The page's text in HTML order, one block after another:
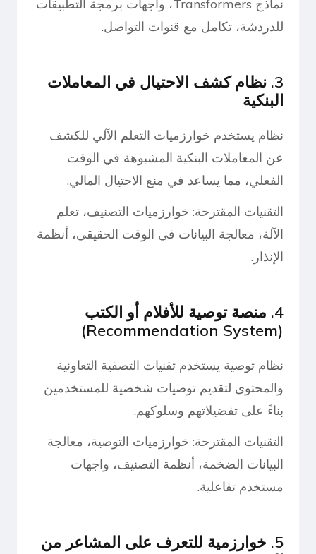
نماذج Transformers، واجهات برمجة التطبيقات
للدردشة، تكامل مع قنوات التواصل.
3. نظام كشف الاحتيال في المعاملات
البنكية
نظام يستخدم خوارزميات التعلم الآلي للكشف
عن المعاملات البنكية المشبوهة في الوقت
الفعلي، مما يساعد في منع الاحتيال المالي.
التقنيات المقترحة: خوارزميات التصنيف، تعلم
الآلة، معالجة البيانات في الوقت الحقيقي، أنظمة
الإنذار.
4. منصة توصية للأفلام أو الكتب
(Recommendation System)
نظام توصية يستخدم تقنيات التصفية التعاونية
والمحتوى لتقديم توصيات شخصية للمستخدمين
بناءً على تفضيلاتهم وسلوكهم.
التقنيات المقترحة: خوارزميات التوصية، معالجة
البيانات الضخمة، أنظمة التصنيف، واجهات
مستخدم تفاعلية.
5. خوارزمية للتعرف على المشاعر من